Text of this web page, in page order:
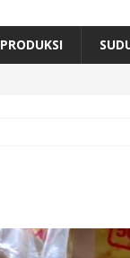
dari Universitas Trisakti
PRODUKSI